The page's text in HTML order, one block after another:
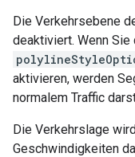
Die Verkehrsebene
deaktiviert. Wenn
aktivieren, werden
normalem Traffic
Die Verkehrslage
Geschwindigkeiten